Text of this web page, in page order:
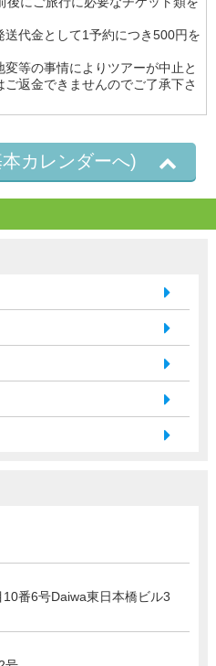
代金として1予約につき500円を
等の事情によりツアーが中止と
返金できませんのでご了承下さ
カレンダーへ)
番6号Daiwa東日本橋ビル3